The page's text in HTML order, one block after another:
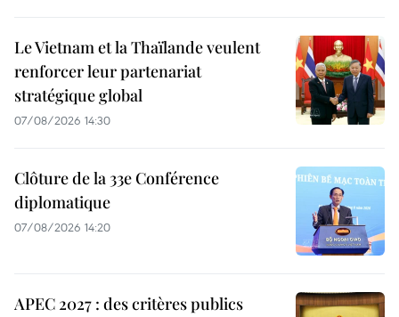
Le Vietnam et la Thaïlande veulent
renforcer leur partenariat
stratégique global
07/08/2026 14:30
Clôture de la 33e Conférence
diplomatique
07/08/2026 14:20
APEC 2027 : des critères publics